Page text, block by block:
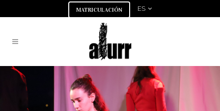
MATRICULACIÓN ES